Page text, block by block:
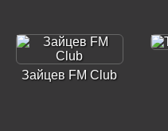
Зайцев FM Club